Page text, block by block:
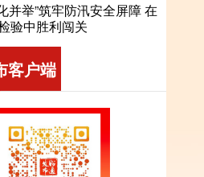
并举”筑牢防汛安全屏障 在
验中胜利闯关
客户端